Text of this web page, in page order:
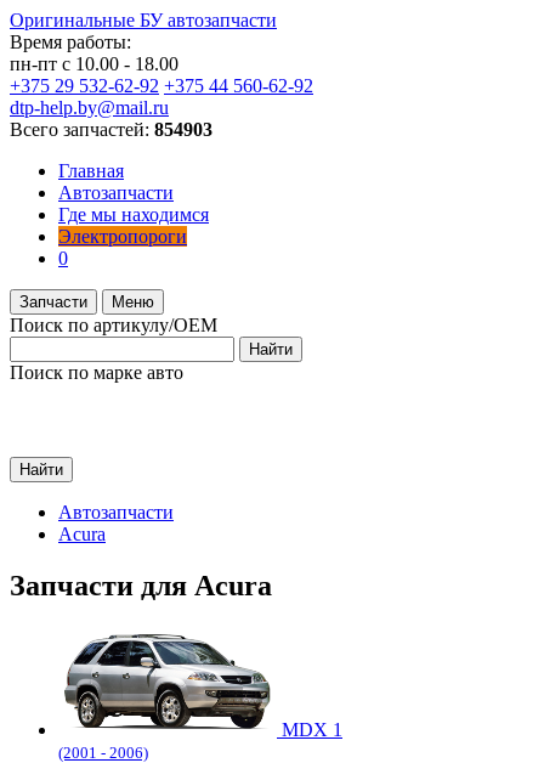
Оригинальные БУ автозапчасти
Время работы:
пн-пт с 10.00 - 18.00
+375 29 532-62-92 +375 44 560-62-92
dtp-help.by@mail.ru
Всего запчастей: 854903
Главная
Автозапчасти
Где мы находимся
Электропороги
0
Запчасти Меню
Поиск по артикулу/OEM
Найти
Поиск по марке авто
Найти
Автозапчасти
Acura
Запчасти для Acura
MDX 1
(2001 - 2006)